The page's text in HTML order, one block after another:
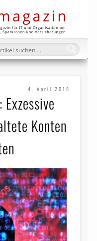
4. April 2018
Konten